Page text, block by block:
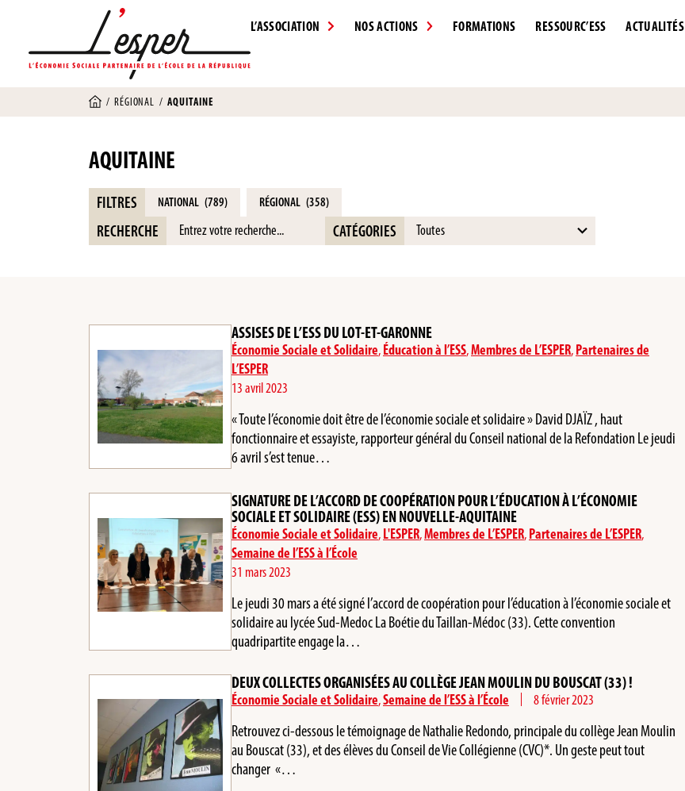
L’ASSOCIATION NOS ACTIONS FORMATIONS RESSOURC’ESS ACTUALITÉS
/RÉGIONAL /AQUITAINE
AQUITAINE
FILTRES NATIONAL (789) RÉGIONAL (358)
RECHERCHE CATÉGORIES
results
ASSISES DE L’ESS DU LOT-ET-GARONNE
Économie Sociale et Solidaire,Éducation à l’ESS,Membres de L’ESPER,Partenaires de
L’ESPER
13 avril 2023
« Toute l’économie doit être de l’économie sociale et solidaire » David DJAÏZ , haut
fonctionnaire et essayiste, rapporteur général du Conseil national de la Refondation Le jeudi
6 avril s’est tenue…
SIGNATURE DE L’ACCORD DE COOPÉRATION POUR L’ÉDUCATION À L’ÉCONOMIE
SOCIALE ET SOLIDAIRE (ESS) EN NOUVELLE-AQUITAINE
Économie Sociale et Solidaire,L'ESPER,Membres de L’ESPER,Partenaires de L’ESPER,
Semaine de l’ESS à l’École
31 mars 2023
Le jeudi 30 mars a été signé l’accord de coopération pour l’éducation à l’économie sociale et
solidaire au lycée Sud-Medoc La Boétie du Taillan-Médoc (33). Cette convention
quadripartite engage la…
DEUX COLLECTES ORGANISÉES AU COLLÈGE JEAN MOULIN DU BOUSCAT (33) !
Économie Sociale et Solidaire,Semaine de l’ESS à l’École 8 février 2023
Retrouvez ci-dessous le témoignage de Nathalie Redondo, principale du collège Jean Moulin
au Bouscat (33), et des élèves du Conseil de Vie Collégienne (CVC)*. Un geste peut tout
changer «…